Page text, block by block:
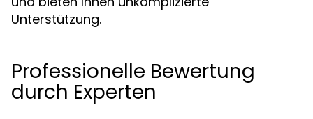
Unterstützung.
Professionelle Bewertung
durch Experten